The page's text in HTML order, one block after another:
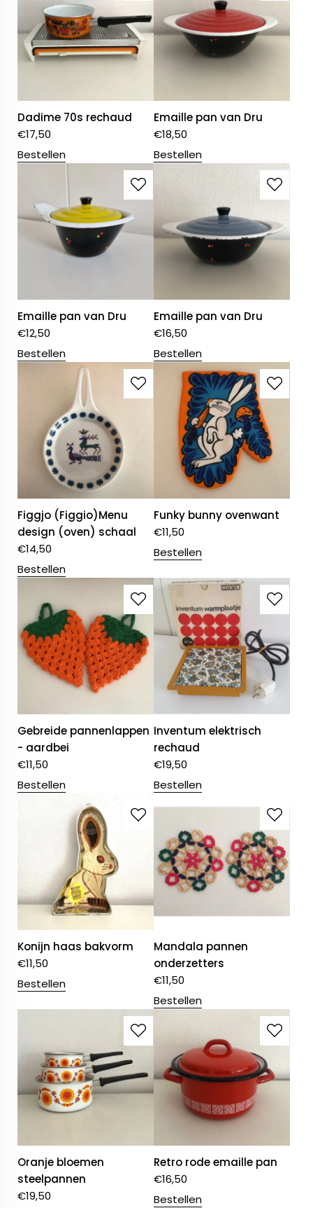
Dadime 70s rechaud
€17,50
Bestellen
Emaille pan van Dru
€18,50
Bestellen
Emaille pan van Dru
€12,50
Bestellen
Emaille pan van Dru
€16,50
Bestellen
Figgjo (Figgio)Menu
design (oven) schaal
€14,50
Bestellen
Funky bunny ovenwant
€11,50
Bestellen
Gebreide pannenlappen
- aardbei
€11,50
Bestellen
Inventum elektrisch
rechaud
€19,50
Bestellen
Konijn haas bakvorm
€11,50
Bestellen
Mandala pannen
onderzetters
€11,50
Bestellen
Oranje bloemen
steelpannen
€19,50
Retro rode emaille pan
€16,50
Bestellen